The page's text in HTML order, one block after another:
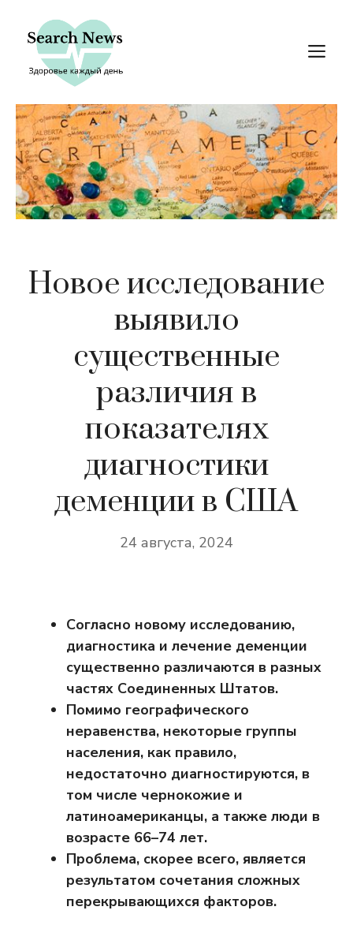
содержимому
Новое исследование
выявило
существенные
различия в
показателях
диагностики
деменции в США
24 августа, 2024
Согласно новому исследованию,
диагностика и лечение деменции
существенно различаются в разных
частях Соединенных Штатов.
Помимо географического
неравенства, некоторые группы
населения, как правило,
недостаточно диагностируются, в
том числе чернокожие и
латиноамериканцы, а также люди в
возрасте 66–74 лет.
Проблема, скорее всего, является
результатом сочетания сложных
перекрывающихся факторов.